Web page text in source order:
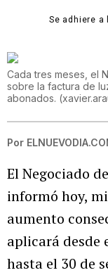
Se adhiere
Cada tres meses, el
sobre la factura de
abonados. (
Por
El Negociado
informó hoy,
aumento
aplicará desde
hasta el 30 de